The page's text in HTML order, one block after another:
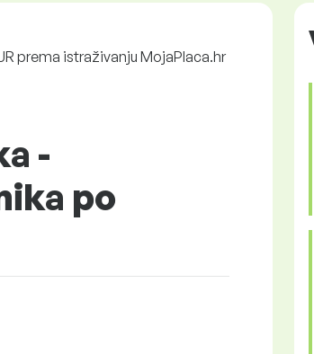
prema istraživanju MojaPlaca.hr
-
po